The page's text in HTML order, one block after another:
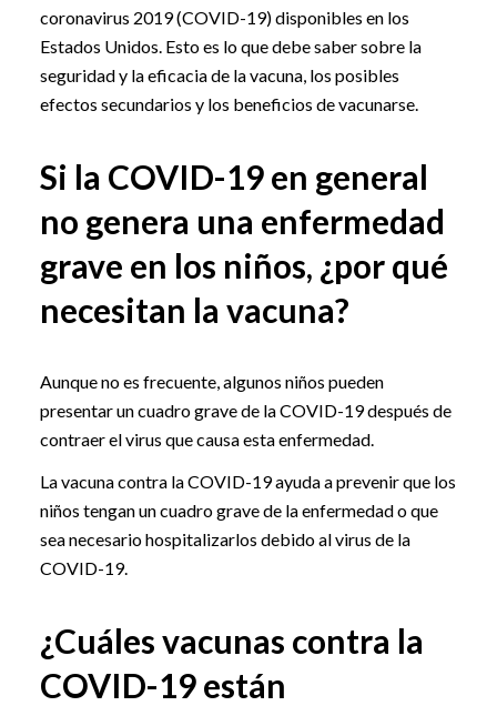
coronavirus 2019 (COVID-19) disponibles en los
Estados Unidos. Esto es lo que debe saber sobre la
seguridad y la eficacia de la vacuna, los posibles
efectos secundarios y los beneficios de vacunarse.
Si la COVID-19 en general
no genera una enfermedad
grave en los niños, ¿por qué
necesitan la vacuna?
Aunque no es frecuente, algunos niños pueden
presentar un cuadro grave de la COVID-19 después de
contraer el virus que causa esta enfermedad.
La vacuna contra la COVID-19 ayuda a prevenir que los
niños tengan un cuadro grave de la enfermedad o que
sea necesario hospitalizarlos debido al virus de la
COVID-19.
¿Cuáles vacunas contra la
COVID-19 están